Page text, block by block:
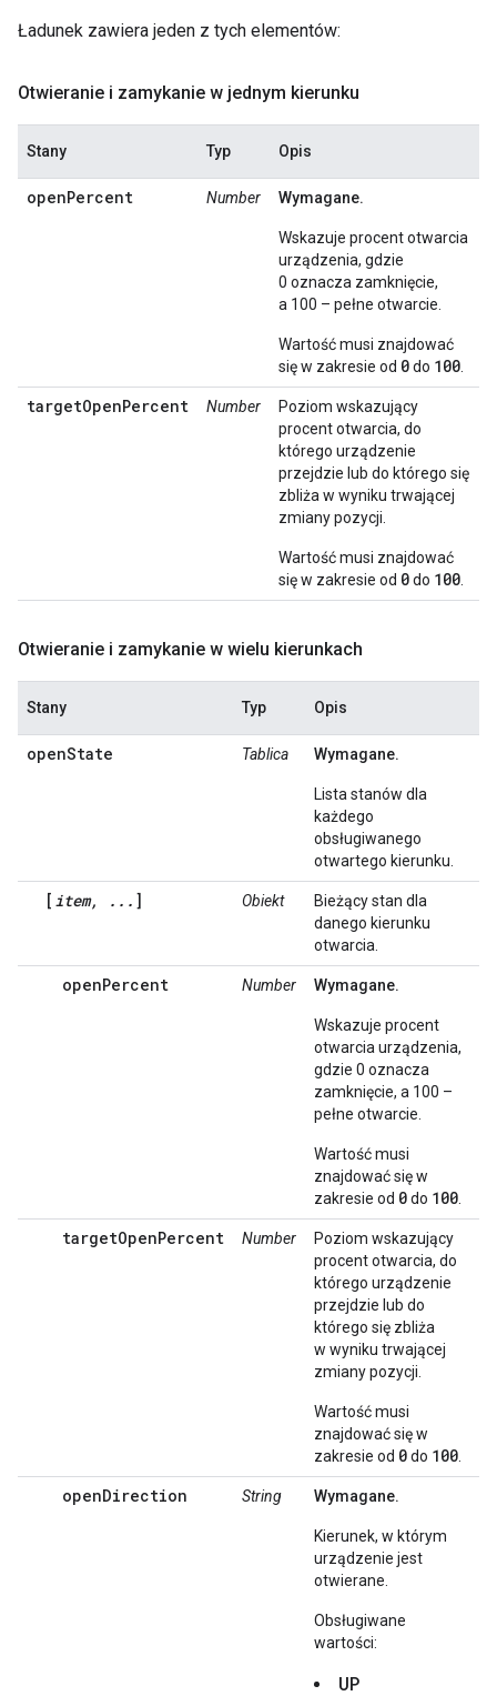
Ładunek zawiera jeden z tych elementów:
Otwieranie i zamykanie w jednym kierunku
Stany Typ Opis
openPercent Number Wymagane.
Wskazuje procent otwarcia
urządzenia, gdzie
0 oznacza zamknięcie,
a 100 – pełne otwarcie.
Wartość musi znajdować
się w zakresie od 0do 100
targetOpenPercent Number
Poziom wskazujący
procent otwarcia, do
którego urządzenie
przejdzie lub do którego się
zbliża w wyniku trwającej
zmiany pozycji.
Wartość musi znajdować
się w zakresie od 0do 100
Otwieranie i zamykanie w wielu kierunkach
Stany Typ Opis
openState Tablica Wymagane.
Lista stanów dla
każdego
obsługiwanego
otwartego kierunku.
[ item, ... ] Obiekt
Bieżący stan dla
danego kierunku
otwarcia.
openPercent Number Wymagane.
Wskazuje procent
otwarcia urządzenia,
gdzie 0 oznacza
zamknięcie, a 100 –
pełne otwarcie.
Wartość musi
znajdować się w
zakresie od 0do 100
targetOpenPercent Number
Poziom wskazujący
procent otwarcia, do
którego urządzenie
przejdzie lub do
którego się zbliża
w wyniku trwającej
zmiany pozycji.
Wartość musi
znajdować się w
zakresie od 0do 100
openDirection String Wymagane.
Kierunek, w którym
urządzenie jest
otwierane.
Obsługiwane
wartości:
UP